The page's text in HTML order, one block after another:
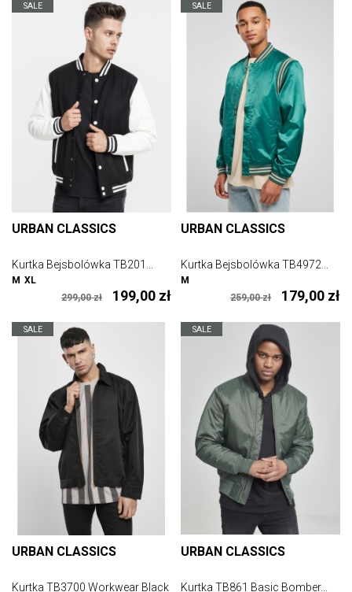
SALE
URBAN CLASSICS
Kurtka Bejsbolówka TB201...
199,00 zł
299,00 zł
M XL
SALE
URBAN CLASSICS
Kurtka Bejsbolówka TB4972...
179,00 zł
259,00 zł
M
SALE
URBAN CLASSICS
Kurtka TB3700 Workwear Black
SALE
URBAN CLASSICS
Kurtka TB861 Basic Bomber...